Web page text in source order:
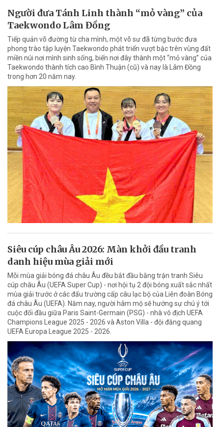
Người đưa Tánh Linh thành “mỏ vàng” của
Taekwondo Lâm Đồng
Tiếp quản võ đường từ cha mình, một võ sư đã từng bước đưa
phong trào tập luyện Taekwondo phát triển vượt bậc trên vùng đất
miền núi nơi mình sinh sống, biến nơi đây thành một “mỏ vàng” của
Taekwondo thành tích cao Bình Thuận (cũ) và nay là Lâm Đồng
trong hơn 20 năm nay.
Siêu cúp châu Âu 2026: Màn khởi đầu tranh
danh hiệu mùa giải mới
Mỗi mùa giải bóng đá châu Âu đều bắt đầu bằng trận tranh Siêu
cúp châu Âu (UEFA Super Cup) - nơi hội tụ 2 đội bóng xuất sắc nhất
mùa giải trước ở các đấu trường cấp câu lạc bộ của Liên đoàn Bóng
đá châu Âu (UEFA). Năm nay, người hâm mộ sẽ hướng sự chú ý tới
cuộc đối đầu giữa Paris Saint-Germain (PSG) - nhà vô địch UEFA
Champions League 2025 - 2026 và Aston Villa - đội đăng quang
UEFA Europa League 2025 - 2026.